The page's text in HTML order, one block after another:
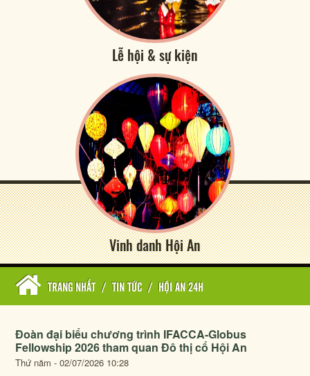
Lễ hội & sự kiện
Vinh danh Hội An
TRANG NHẤT / TIN TỨC / HỘI AN 24H
Đoàn đại biểu chương trình IFACCA-Globus
Fellowship 2026 tham quan Đô thị cổ Hội An
Thứ năm - 02/07/2026 10:28